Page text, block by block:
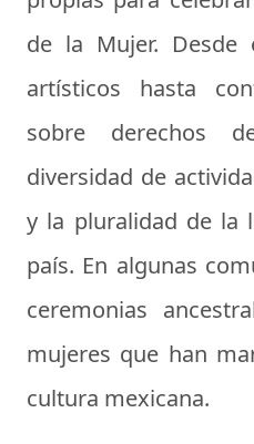
de la Mujer. Desde
artísticos hasta
sobre derechos
diversidad de
y la pluralidad de la
país. En algunas
ceremonias
mujeres que han
cultura mexicana.